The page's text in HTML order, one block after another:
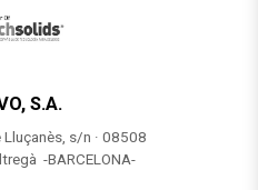
S.A.
s/n · 08508
-BARCELONA-